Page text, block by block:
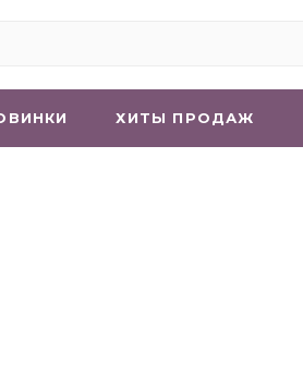
ХИТЫ ПРОДАЖ